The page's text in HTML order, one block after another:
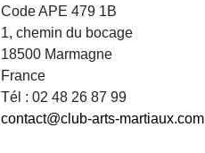
Code APE 479 1B
1, chemin du bocage
18500 Marmagne
France
Tél : 02 48 26 87 99
contact@club-arts-martiaux.com